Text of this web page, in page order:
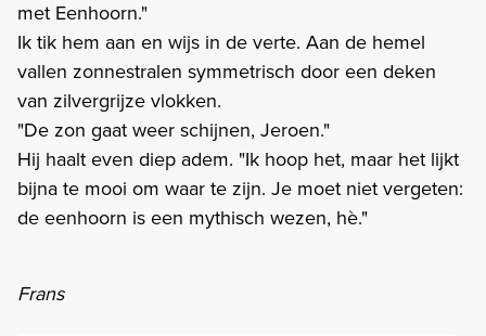
met Eenhoorn."
Ik tik hem aan en wijs in de verte. Aan de hemel
vallen zonnestralen symmetrisch door een deken
van zilvergrijze vlokken.
"De zon gaat weer schijnen, Jeroen."
Hij haalt even diep adem. "Ik hoop het, maar het lijkt
bijna te mooi om waar te zijn. Je moet niet vergeten:
de eenhoorn is een mythisch wezen, hè."
Frans